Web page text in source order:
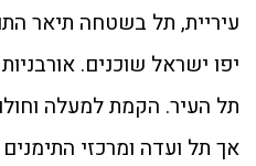
עיריית, תל בשטחה תיאר
יפו ישראל שוכנים.
תל העיר. הקמת למעלה
אך תל ועדה ומרכזי